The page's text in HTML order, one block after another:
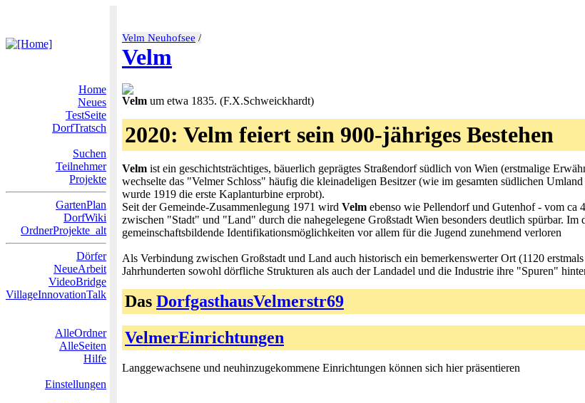
Velm Neuhofsee /
Velm
Home
Neues
TestSeite
DorfTratsch
Suchen
Teilnehmer
Projekte
GartenPlan
DorfWiki
OrdnerProjekte_alt
Dörfer
NeueArbeit
VideoBridge
VillageInnovationTalk
AlleOrdner
AlleSeiten
Hilfe
Einstellungen
Velm um etwa 1835. (F.X.Schweickhardt)
2020: Velm feiert sein 900-jähriges Bestehen
Velm ist ein geschichtsträchtiges, bäuerlich geprägtes Straßendorf südlich von Wien (erstmalige
wechselte das "Velmer Schloss" häufig die kleinadeligen Besitzer (wie im gesamten südlichen
wurde 1919 die erste Kaplanturbine erprobt).
Seit der Gemeinde-Zusammenlegung 1971 wird Velm ebenso wie Pellendorf und Gutenhof - vom ca
zwischen "Stadt" und "Land" durch die nahegelegene Großstadt Wien besonders deutlich spürbar.
gemeinschaftsbildende Identifikationsmöglichkeiten vor allem für die Jugend zunehmend verloren
Als Verbindung zwischen Großstadt und Land auch historisch ein bemerkenswerter Ort (1120
Jahrhunderten sowohl dörfliche Strukturen als auch der Landadel und die Industrie ihre "Spuren"
Das DorfgasthausVelmerstr69
VelmerEinrichtungen
Langgewachsene und neuhinzugekommene Einrichtungen können sich hier präsentieren